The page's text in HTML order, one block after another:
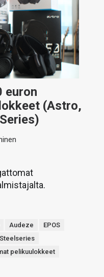
euron
(Astro,
Audeze
EPOS
Steelseries
pelikuulokkeet